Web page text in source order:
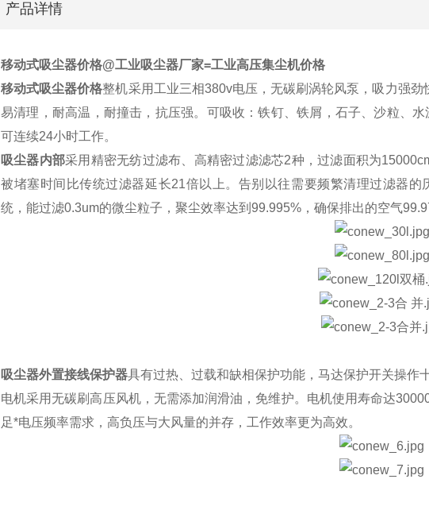
产品详情
移动式吸尘器价格@工业吸尘器厂家=工业高压集尘机价格
移动式吸尘器价格整机采用工业三相380v电压，无碳刷涡轮风泵，吸力强
易清理，耐高温，耐撞击，抗压强。可吸收：铁钉、铁屑，石子、沙粒、
可连续24小时工作。
吸尘器内部采用精密无纺过滤布、高精密过滤滤芯2种，过滤面积为
被堵塞时间比传统过滤器延长21倍以上。告别以往需要频繁清理过滤器
统，能过滤0.3um的微尘粒子，聚尘效率达到99.995%，确保排出的空气
吸尘器外置接线保护器具有过热、过载和缺相保护功能，马达保护开关操作
电机采用无碳刷高压风机，无需添加润滑油，免维护。电机使用寿命达
足*电压频率需求，高负压与大风量的并存，工作效率更为高效。